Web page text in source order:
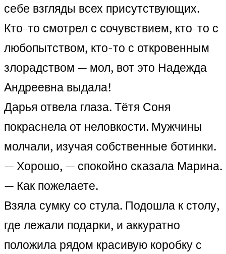
себе взгляды всех присутствующих.
Кто-то смотрел с сочувствием, кто-то с
любопытством, кто-то с откровенным
злорадством — мол, вот это Надежда
Андреевна выдала!
Дарья отвела глаза. Тётя Соня
покраснела от неловкости. Мужчины
молчали, изучая собственные ботинки.
— Хорошо, — спокойно сказала Марина.
— Как пожелаете.
Взяла сумку со стула. Подошла к столу,
где лежали подарки, и аккуратно
положила рядом красивую коробку с